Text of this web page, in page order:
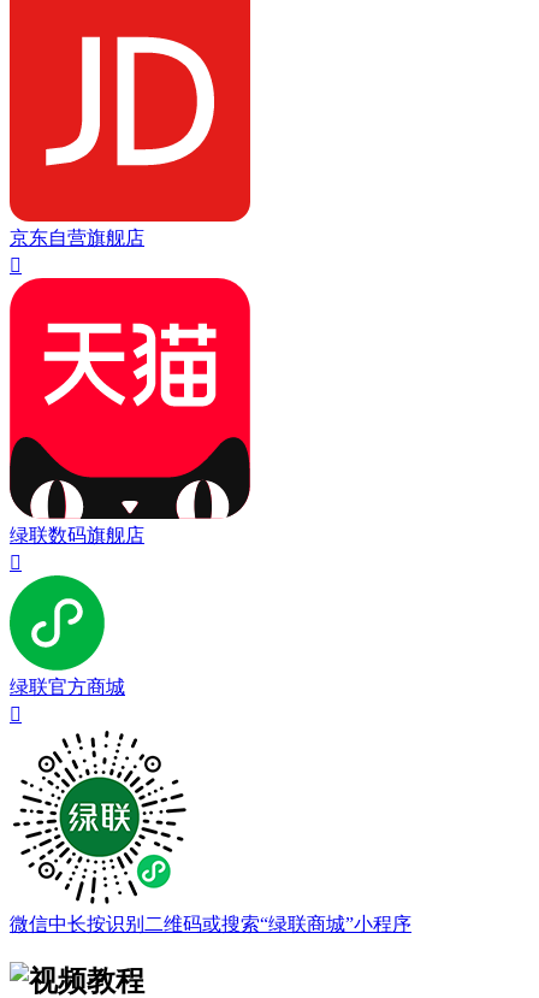
京东自营旗舰店

绿联数码旗舰店

绿联官方商城

微信中长按识别二维码或搜索“绿联商城”小程序